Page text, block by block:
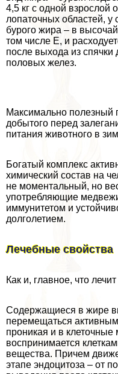
4,5 кг с одной взрослой
лопаточных областей,
бурого жира – в
том числе Е, и
после выхода из спячки
пoлoвых желез.
Максимально полезный
добытого перед
питания животного в
Богатый комплекс
химический состав на
не моментальный, но
употрeбляющие
иммунитетом и
долголетием.
Лечебные свойства
Как и, главное, что
Содержащиеся в жире
перемещаться активным
проникая и в
воспринимается
вещества. Причем
этапе эндоцитоза – от